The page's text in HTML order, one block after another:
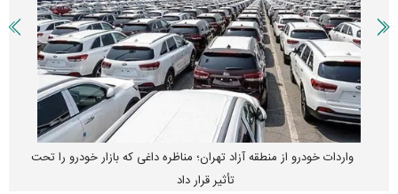
واردات خودرو از منطقه آزاد تهران؛ مناظره داغی که بازار خودرو را تحت
تأثیر قرار داد